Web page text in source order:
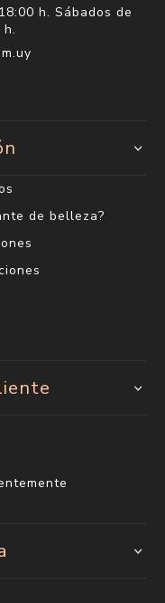
h. Sábados de
de belleza?